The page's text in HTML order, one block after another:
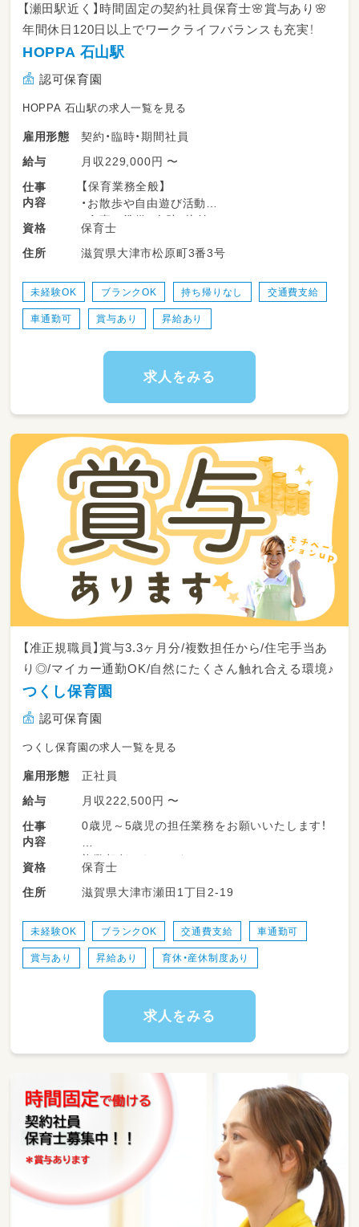
【瀬田駅近く】時間固定の契約社員保育士🌸賞与あり🌸
年間休日120日以上でワークライフバランスも充実！
HOPPA 石山駅
認可保育園
HOPPA 石山駅の求人一覧を見る
雇用形態
契約・臨時・期間社員
給与
月収229,000円 〜
仕事
内容
【保育業務全般】
・お散歩や自由遊び活動
・食事の準備、介助、片付け
・排泄介助、着替えの援助
・園の開園準備、お迎え
・記録や立案保育計画の作成（年間の指導計画、
月々の計画案、週案の作成）など
https://keceg.jp/school/hoppa-ishiyamaeki/
資格
保育士
住所
滋賀県大津市松原町3番3号
未経験OK ブランクOK 持ち帰りなし 交通費支給
車通勤可 賞与あり 昇給あり
求人をみる
【准正規職員】賞与3.3ヶ月分/複数担任から/住宅手当あ
り◎/マイカー通勤OK/自然にたくさん触れ合える環境♪
つくし保育園
認可保育園
つくし保育園の求人一覧を見る
雇用形態
正社員
給与
月収222,500円 〜
仕事
内容
0歳児～5歳児の担任業務をお願いいたします！
複数担任からのスタートで、
職員が丁寧に指導いたします♪
資格
保育士
住所
滋賀県大津市瀬田1丁目2-19
未経験OK ブランクOK 交通費支給 車通勤可
賞与あり 昇給あり 育休・産休制度あり
求人をみる